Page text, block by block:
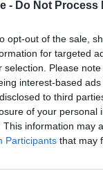
- Do Not Process
opt-out of the sale,
for targeted
selection. Please
interest-based
to third
of your personal
This information may
Participants that may
che ha
sito
Com ha
del
ha